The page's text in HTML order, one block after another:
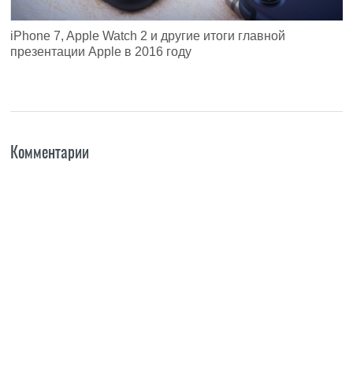
iPhone 7, Apple Watch 2 и другие итоги главной
презентации Apple в 2016 году
Комментарии